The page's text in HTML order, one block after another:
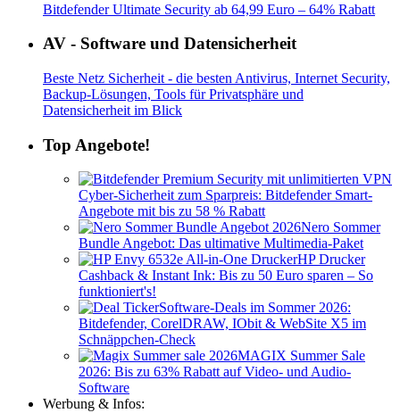
Bitdefender Ultimate Security ab 64,99 Euro – 64% Rabatt
AV - Software und Datensicherheit
Beste Netz Sicherheit - die besten Antivirus, Internet Security,
Backup-Lösungen, Tools für Privatsphäre und
Datensicherheit im Blick
Top Angebote!
Cyber-Sicherheit zum Sparpreis: Bitdefender Smart-
Angebote mit bis zu 58 % Rabatt
Nero Sommer
Bundle Angebot: Das ultimative Multimedia-Paket
HP Drucker
Cashback & Instant Ink: Bis zu 50 Euro sparen – So
funktioniert's!
Software-Deals im Sommer 2026:
Bitdefender, CorelDRAW, IObit & WebSite X5 im
Schnäppchen-Check
MAGIX Summer Sale
2026: Bis zu 63% Rabatt auf Video- und Audio-
Software
Werbung & Infos: